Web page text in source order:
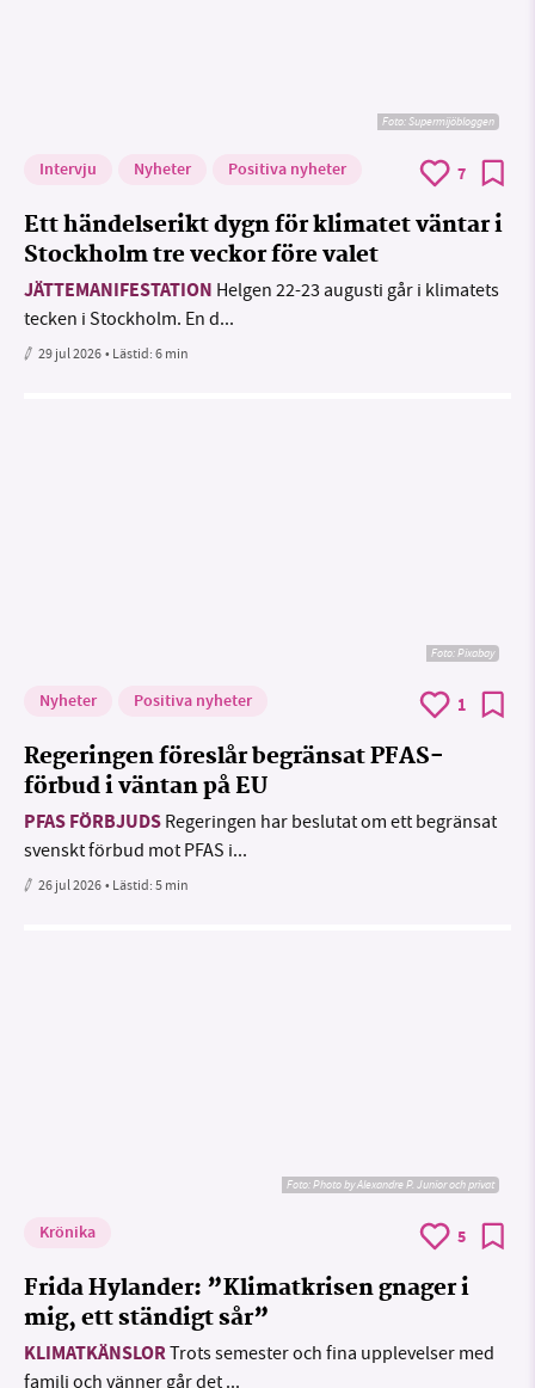
Foto: Supermijöbloggen
Intervju Nyheter Positiva nyheter 7
Ett händelserikt dygn för klimatet väntar i
Stockholm tre veckor före valet
JÄTTEMANIFESTATION Helgen 22-23 augusti går i klimatets
tecken i Stockholm. En d...
29 jul 2026• Lästid:6 min
Foto:Pixabay
Nyheter Positiva nyheter 1
Regeringen föreslår begränsat PFAS-
förbud i väntan på EU
PFAS FÖRBJUDS Regeringen har beslutat om ett begränsat
svenskt förbud mot PFAS i...
26 jul 2026• Lästid:5 min
Foto:Photo by Alexandre P. Junior och privat
Krönika 5
Frida Hylander: ”Klimatkrisen gnager i
mig, ett ständigt sår”
KLIMATKÄNSLORTrots semester och fina upplevelser med
familj och vänner går det ...